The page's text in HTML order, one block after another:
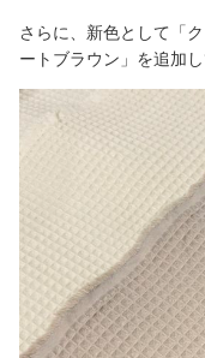
さらに、新色として「
ートブラウン」を追加し